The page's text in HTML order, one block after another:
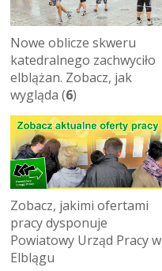
Nowe oblicze skweru
katedralnego zachwyciło
elblążan. Zobacz, jak
wygląda (6)
Zobacz, jakimi ofertami
pracy dysponuje
Powiatowy Urząd Pracy w
Elblągu